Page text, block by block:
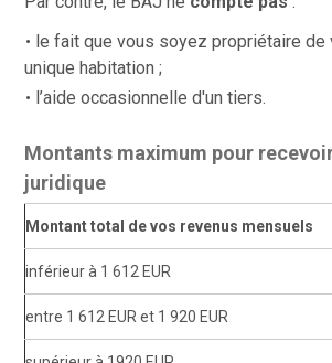
le fait que vous soyez propriétaire de
unique habitation ;
l’aide occasionnelle d'un tiers.
Montants maximum pour
juridique
Montant total de vos revenus mensuels
inférieur à 1 612 EUR
entre 1 612 EUR et 1 920 EUR